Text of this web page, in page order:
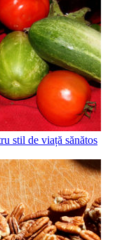
stil de viață sănătos